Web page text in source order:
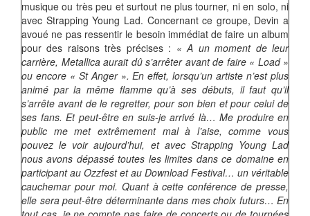
musique ou très peu et surtout ne plus tourner, ni en solo, ni
avec Strapping Young Lad. Concernant ce groupe, Devin a
avoué ne pas ressentir le besoin immédiat de faire un album
pour des raisons très précises : « A un moment de leur
carrière, Metallica aurait dû s’arrêter avant de faire « Load »
ou encore « St Anger ». En effet, lorsqu’un artiste n’est plus
animé par la même flamme qu’à ses débuts, il faut qu’il
s’arrête avant de le regretter, pour son bien et pour celui de
ses fans. Et peut-être en suis-je arrivé là… Me produire en
public me met extrêmement mal à l’aise, comme vous
pouvez le voir aujourd’hui, et avec Strapping Young Lad
nous avons dépassé toutes les limites dans ce domaine en
participant au Ozzfest et au Download Festival… un véritable
cauchemar pour moi. Quant à cette conférence de presse,
elle sera peut-être déterminante dans mes choix futurs… En